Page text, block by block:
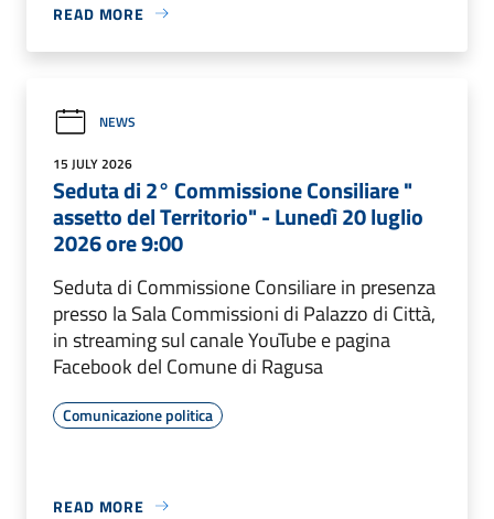
READ MORE
NEWS
15 JULY 2026
Seduta di 2° Commissione Consiliare "
assetto del Territorio" - Lunedì 20 luglio
2026 ore 9:00
Seduta di Commissione Consiliare in presenza
presso la Sala Commissioni di Palazzo di Città,
in streaming sul canale YouTube e pagina
Facebook del Comune di Ragusa
Comunicazione politica
READ MORE